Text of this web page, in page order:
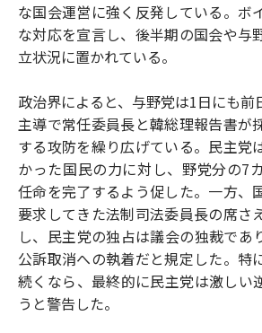
な国会運営に強く反発している。ボ
な対応を宣言し、後半期の国会や与
立状況に置かれている。
政治界によると、与野党は1日にも
主導で常任委員長と韓総理報告書が
する攻防を繰り広げている。民主党
かった国民の力に対し、野党分の7
任命を完了するよう促した。一方、
要求してきた法制司法委員長の席さ
し、民主党の独占は議会の独裁であ
公訴取消への執着だと規定した。特
続くなら、最終的に民主党は激しい
うと警告した。